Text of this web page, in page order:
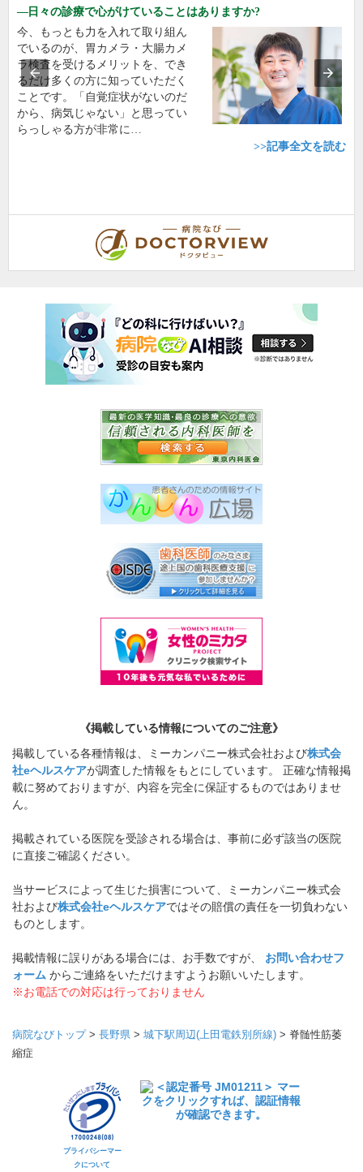
日々の診療で心がけていることはありますか?
今、もっとも力を入れて取り組ん
でいるのが、胃カメラ・大腸カメ
ラ検査を受けるメリットを、でき
るだけ多くの方に知っていただく
ことです。「自覚症状がないのだ
から、病気じゃない」と思ってい
らっしゃる方が非常に…
>>記事全文を読む
《掲載している情報についてのご注意》
掲載している各種情報は、ミーカンパニー株式会社および株式会
社eヘルスケアが調査した情報をもとにしています。 正確な情報掲
載に努めておりますが、内容を完全に保証するものではありませ
ん。
掲載されている医院を受診される場合は、事前に必ず該当の医院
に直接ご確認ください。
当サービスによって生じた損害について、ミーカンパニー株式会
社および株式会社eヘルスケアではその賠償の責任を一切負わない
ものとします。
掲載情報に誤りがある場合には、お手数ですが、 お問い合わせフ
ォーム からご連絡をいただけますようお願いいたします。
※お電話での対応は行っておりません
病院なびトップ> 長野県 > 城下駅周辺(上田電鉄別所線) > 脊髄性筋萎
縮症
プライバシーマー
クについて